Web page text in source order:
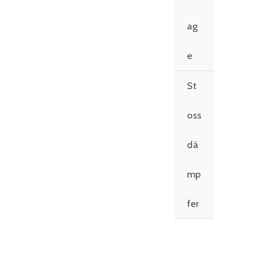
ag
e
St
oss
dä
mp
fer